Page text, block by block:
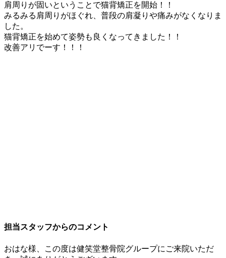
肩周りが固いということで猫背矯正を開始！！
みるみる肩周りがほぐれ、普段の肩凝りや痛みがなくなりま
した。
猫背矯正を始めて姿勢も良くなってきました！！
改善アリでーす！！！
担当スタッフからのコメント
おはな様、この度は健笑堂整骨院グループにご来院いただ